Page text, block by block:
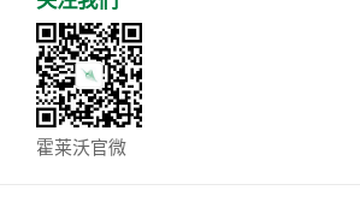
霍莱沃官微